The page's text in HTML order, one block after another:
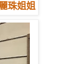
珠姐姐